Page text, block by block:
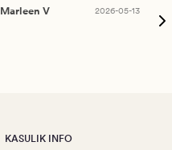
Marleen V
2026-05-13
KASULIK INFO